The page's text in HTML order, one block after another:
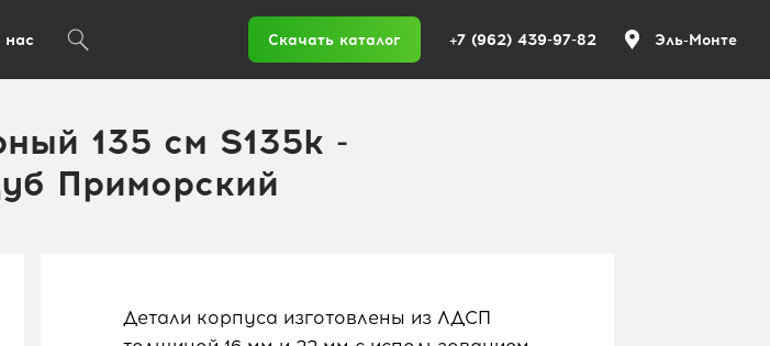
Скачать каталог +7 (962) 439-97-82 Эль-Монте
135 см S135k -
Приморский
Детали корпуса изготовлены из ЛДСП